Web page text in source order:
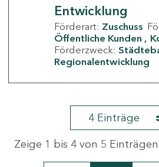
Entwicklung
Förderart: Zuschuss
Öffentliche Kunden
Förderzweck:
Regionalentwicklung
4 Einträge
Zeige 1 bis 4 von 5